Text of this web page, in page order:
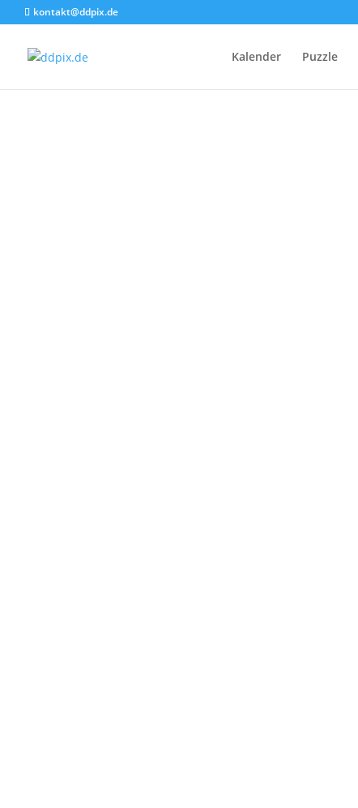
kontakt@ddpix.de
Kalender Puzzle